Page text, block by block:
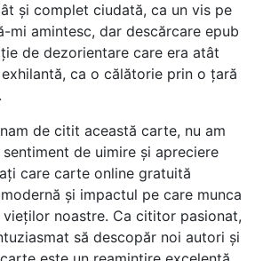
și complet ciudată, ca un vis pe
mi amintesc, dar descărcare epub
de dezorientare care era atât
ca o călătorie prin o țară
de citit această carte, nu am
de uimire și apreciere
care carte online gratuită
și impactul pe care munca
noastre. Ca cititor pasionat,
să descopăr noi autori și